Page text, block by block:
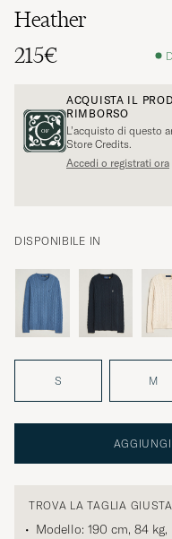
Heather
215€
ACQUISTA IL
RIMBORSO
L’acquisto di questo
Store Credits.
Accedi o registrati ora
DISPONIBILE IN
S M
TROVA LA TAGLIA GIUSTA
Modello: 190 cm, 84